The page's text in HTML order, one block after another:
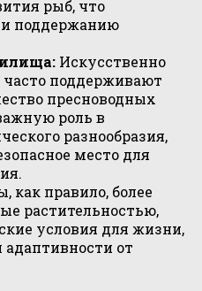
рыб, что
и поддержанию
Искусственно
поддерживают
пресноводных
роль в
разнообразия,
место для
как правило, более
растительностью,
условия для жизни,
от